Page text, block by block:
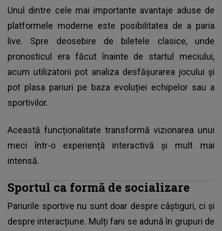
Unul dintre cele mai importante avantaje aduse de
platformele moderne este posibilitatea de a paria
live. Spre deosebire de biletele clasice, unde
pronosticul era făcut înainte de startul meciului,
acum utilizatorii pot analiza desfășurarea jocului și
pot plasa pariuri pe baza evoluției echipelor sau a
sportivilor.
Această funcționalitate transformă vizionarea unui
meci într-o experiență interactivă și mult mai
intensă.
Sportul ca formă de socializare
Pariurile sportive nu sunt doar despre câștiguri, ci și
despre interacțiune. Mulți fani se adună în grupuri de